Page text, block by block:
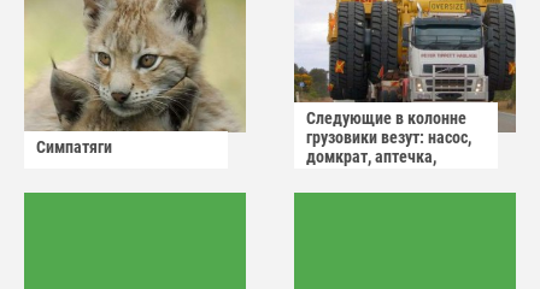
Симпатяги
Следующие в колонне
грузовики везут: насос,
домкрат, аптечка,